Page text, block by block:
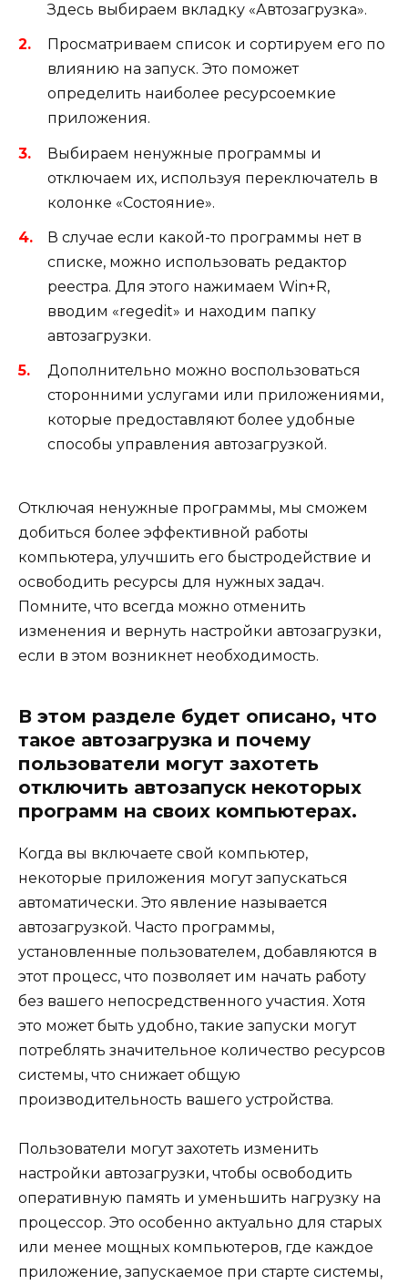
Здесь выбираем вкладку «Автозагрузка».
Просматриваем список и сортируем его по
влиянию на запуск. Это поможет
определить наиболее ресурсоемкие
приложения.
Выбираем ненужные программы и
отключаем их, используя переключатель в
колонке «Состояние».
В случае если какой-то программы нет в
списке, можно использовать редактор
реестра. Для этого нажимаем Win+R,
вводим «regedit» и находим папку
автозагрузки.
Дополнительно можно воспользоваться
сторонними услугами или приложениями,
которые предоставляют более удобные
способы управления автозагрузкой.
Отключая ненужные программы, мы сможем
добиться более эффективной работы
компьютера, улучшить его быстродействие и
освободить ресурсы для нужных задач.
Помните, что всегда можно отменить
изменения и вернуть настройки автозагрузки,
если в этом возникнет необходимость.
В этом разделе будет описано, что
такое автозагрузка и почему
пользователи могут захотеть
отключить автозапуск некоторых
программ на своих компьютерах.
Когда вы включаете свой компьютер,
некоторые приложения могут запускаться
автоматически. Это явление называется
автозагрузкой. Часто программы,
установленные пользователем, добавляются в
этот процесс, что позволяет им начать работу
без вашего непосредственного участия. Хотя
это может быть удобно, такие запуски могут
потреблять значительное количество ресурсов
системы, что снижает общую
производительность вашего устройства.
Пользователи могут захотеть изменить
настройки автозагрузки, чтобы освободить
оперативную память и уменьшить нагрузку на
процессор. Это особенно актуально для старых
или менее мощных компьютеров, где каждое
приложение, запускаемое при старте системы,